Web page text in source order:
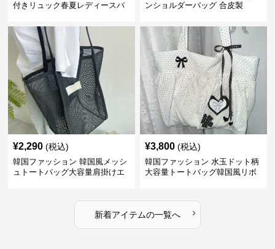
付きリュック春夏レディースバ
ンショルダーバッグ 合皮製
¥2,290 (税込)
韓国ファッション 韓国風メッシ
ュトートバッグ大容量肩掛けエ
¥3,800 (税込)
韓国ファッション 水玉ドット柄
大容量トートバッグ韓国風リボ
新着アイテムの一覧へ ›